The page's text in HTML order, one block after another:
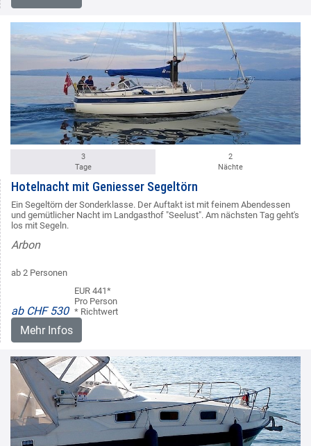
3
Tage
2
Nächte
Hotelnacht mit Geniesser Segeltörn
Ein Segeltörn der Sonderklasse. Der Auftakt ist mit feinem Abendessen
und gemütlicher Nacht im Landgasthof "Seelust". Am nächsten Tag geht's
los mit Segeln.
Arbon
ab 2 Personen
ab CHF 530
EUR 441*
Pro Person
* Richtwert
Mehr Infos